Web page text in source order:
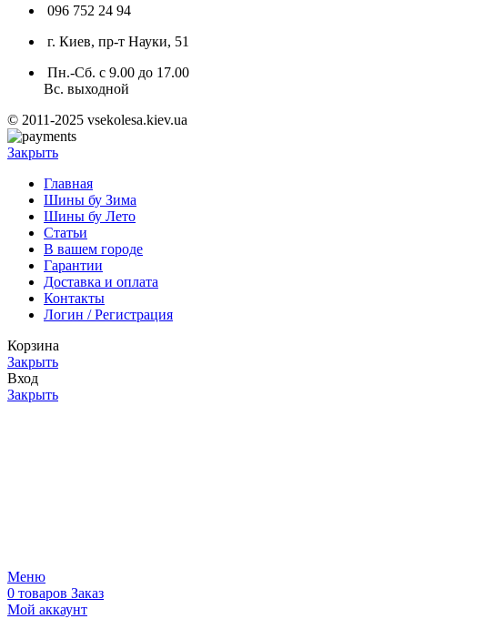
096 752 24 94
г. Киев, пр-т Науки, 51
Пн.-Сб. с 9.00 до 17.00
Вс. выходной
© 2011-2025 vsekolesa.kiev.ua
Закрыть
Главная
Шины бу Зима
Шины бу Лето
Статьи
В вашем городе
Гарантии
Доставка и оплата
Контакты
Логин / Регистрация
Корзина
Закрыть
Вход
Закрыть
Меню
0 товаров Заказ
Мой аккаунт